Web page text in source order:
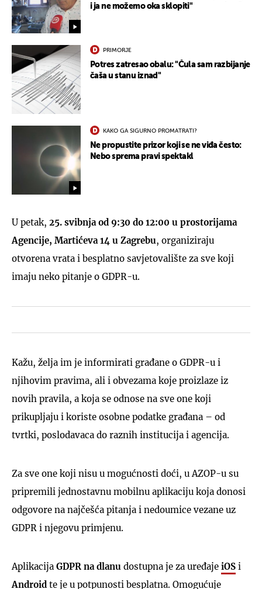
i ja ne možemo oka sklopiti"
PRIMORJE
Potres zatresao obalu: "Čula sam razbijanje
čaša u stanu iznad"
KAKO GA SIGURNO PROMATRATI?
Ne propustite prizor koji se ne viđa često:
Nebo sprema pravi spektakl
U petak, 25. svibnja od 9:30 do 12:00 u prostorijama
Agencije, Martićeva 14 u Zagrebu, organiziraju
otvorena vrata i besplatno savjetovalište za sve koji
imaju neko pitanje o GDPR-u.
Kažu, želja im je informirati građane o GDPR-u i
njihovim pravima, ali i obvezama koje proizlaze iz
novih pravila, a koja se odnose na sve one koji
prikupljaju i koriste osobne podatke građana – od
tvrtki, poslodavaca do raznih institucija i agencija.
Za sve one koji nisu u mogućnosti doći, u AZOP-u su
pripremili jednostavnu mobilnu aplikaciju koja donosi
odgovore na najčešća pitanja i nedoumice vezane uz
GDPR i njegovu primjenu.
Aplikacija GDPR na dlanu dostupna je za uređaje iOS i
Android te je u potpunosti besplatna. Omogućuje